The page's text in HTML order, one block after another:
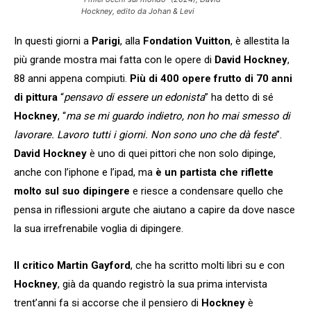
Hockney, edito da Johan & Levi
In questi giorni a Parigi, alla Fondation Vuitton, è allestita la
più grande mostra mai fatta con le opere di David Hockney,
88 anni appena compiuti. Più di 400 opere frutto di 70 anni
di pittura “pensavo di essere un edonista” ha detto di sé
Hockney, “ma se mi guardo indietro, non ho mai smesso di
lavorare. Lavoro tutti i giorni. Non sono uno che dà feste”.
David Hockney è uno di quei pittori che non solo dipinge,
anche con l’iphone e l’ipad, ma è un partista che riflette
molto sul suo dipingere e riesce a condensare quello che
pensa in riflessioni argute che aiutano a capire da dove nasce
la sua irrefrenabile voglia di dipingere.
Il critico Martin Gayford, che ha scritto molti libri su e con
Hockney, già da quando registrò la sua prima intervista
trent’anni fa si accorse che il pensiero di Hockney è